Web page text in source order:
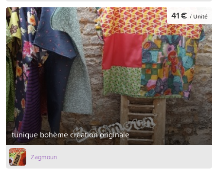
tunique bohème création originale
41 € / Unité
Zagmoun